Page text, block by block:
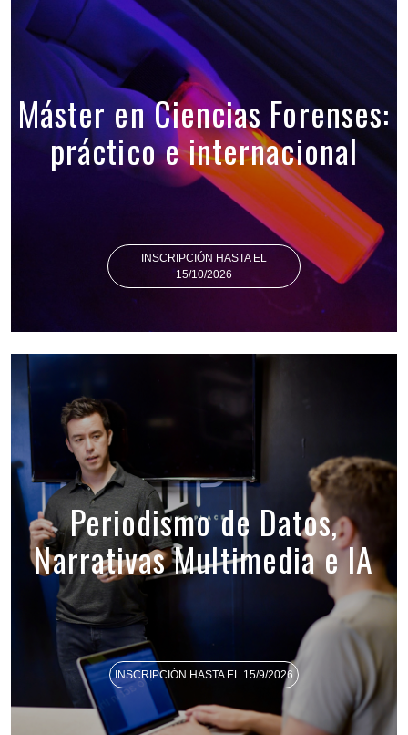
Máster en Ciencias Forenses:
práctico e internacional
INSCRIPCIÓN HASTA EL
15/10/2026
Periodismo de Datos,
Narrativas Multimedia e IA
INSCRIPCIÓN HASTA EL 15/9/2026